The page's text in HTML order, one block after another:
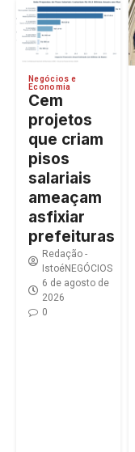
Negócios e
Economia
Cem
projetos
que criam
pisos
salariais
ameaçam
asfixiar
prefeituras
Redação -
IstoéNEGÓCIOS
6 de agosto de
2026
0